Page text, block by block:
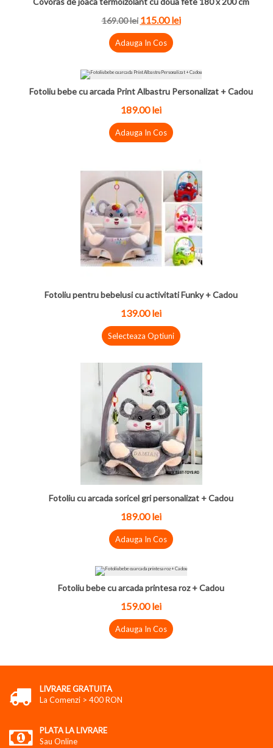
169.00lei 115.00lei
Adauga In Cos
Fotoliu bebe cu arcada Print Albastru Personalizat + Cadou
189.00lei
Adauga In Cos
Fotoliu pentru bebelusi cu activitati Funky + Cadou
139.00lei
Selecteaza Optiuni
Fotoliu cu arcada soricel gri personalizat + Cadou
189.00lei
Adauga In Cos
Fotoliu bebe cu arcada printesa roz + Cadou
159.00lei
Adauga In Cos
LIVRARE GRATUITA
La Comenzi > 400 RON
PLATA LA LIVRARE
Sau Online